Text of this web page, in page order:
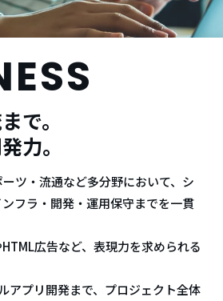
ESS
で。
力。
ツ・流通など多分野において、シ
フラ・開発・運用保守までを一貫
広告など、表現力を求められる
アプリ開発まで、プロジェクト全体